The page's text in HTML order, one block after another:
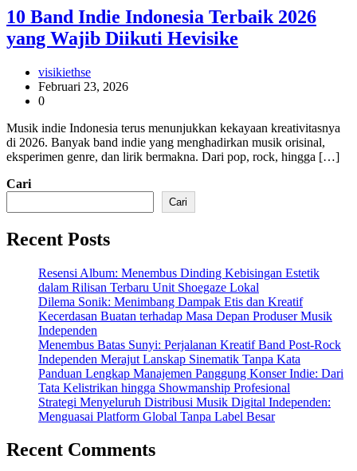
10 Band Indie Indonesia Terbaik 2026
yang Wajib Diikuti Hevisike
visikiethse
Februari 23, 2026
0
Musik indie Indonesia terus menunjukkan kekayaan kreativitasnya
di 2026. Banyak band indie yang menghadirkan musik orisinal,
eksperimen genre, dan lirik bermakna. Dari pop, rock, hingga […]
Cari
Cari
Recent Posts
Resensi Album: Menembus Dinding Kebisingan Estetik
dalam Rilisan Terbaru Unit Shoegaze Lokal
Dilema Sonik: Menimbang Dampak Etis dan Kreatif
Kecerdasan Buatan terhadap Masa Depan Produser Musik
Independen
Menembus Batas Sunyi: Perjalanan Kreatif Band Post-Rock
Independen Merajut Lanskap Sinematik Tanpa Kata
Panduan Lengkap Manajemen Panggung Konser Indie: Dari
Tata Kelistrikan hingga Showmanship Profesional
Strategi Menyeluruh Distribusi Musik Digital Independen:
Menguasai Platform Global Tanpa Label Besar
Recent Comments